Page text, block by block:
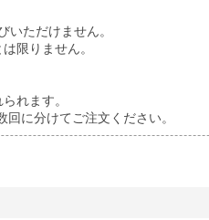
ただけません。
限りません。
れます。
に分けてご注文ください。